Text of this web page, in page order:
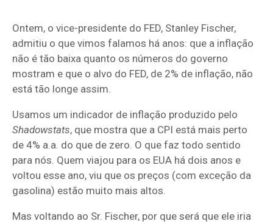
Ontem, o vice-presidente do FED, Stanley Fischer,
admitiu o que vimos falamos há anos: que a inflação
não é tão baixa quanto os números do governo
mostram e que o alvo do FED, de 2% de inflação, não
está tão longe assim.
Usamos um indicador de inflação produzido pelo
Shadowstats, que mostra que a CPI está mais perto
de 4% a.a. do que de zero. O que faz todo sentido
para nós. Quem viajou para os EUA há dois anos e
voltou esse ano, viu que os preços (com exceção da
gasolina) estão muito mais altos.
Mas voltando ao Sr. Fischer, por que será que ele iria